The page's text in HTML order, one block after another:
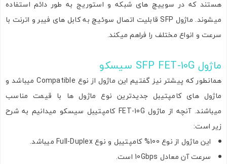
هستند که در سوییچ های شبکه و استوریج به طور دائم استفاده
میشوند. ماژول SFP قابلیت اتصال سوئیچ به کابل های فیبر و اترنت با
سرعت و انواع مختلف را فراهم میکند.
ماژول SFP FET-10G سیسکو
همانطور که پیشتر نیز گفتیم این ماژول از نوع Compatible میباشد و
ماژول های کامپتیبل جدیدترین نوع ماژول ها با قیمت مناسب
میباشند. آنچه از ماژول FET-10G کامپتیبل سیسکو میدانیم به شرح
زیر است:
این ماژول از نوع 100% کامپتیبل و نوع Full-Duplex میباشد.
سرعت آن معادل 10Gbps است.